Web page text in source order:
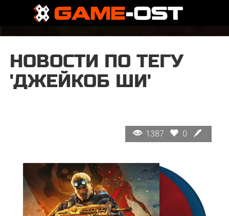
НОВОСТИ ПО ТЕГУ
'ДЖЕЙКОБ ШИ'
1387 0